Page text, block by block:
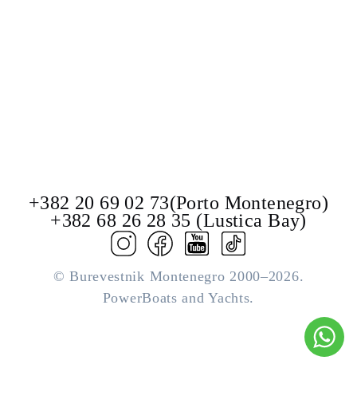
© Burevestnik Montenegro 2000–2026.
PowerBoats and Yachts.
+382 20 69 02 73(Porto Montenegro)
+382 68 26 28 35 (Lustica Bay)